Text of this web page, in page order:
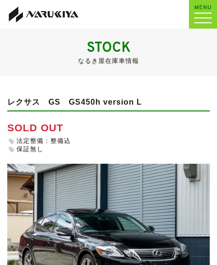
MENU
STOCK
なるき屋在庫車情報
レクサス GS GS450h version L
SOLD OUT
法定整備：整備込
保証無し